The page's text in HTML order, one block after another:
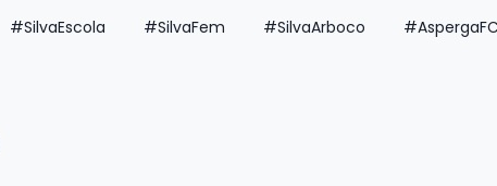
#SilvaEscola #SilvaFem #SilvaArboco #AspergaFC